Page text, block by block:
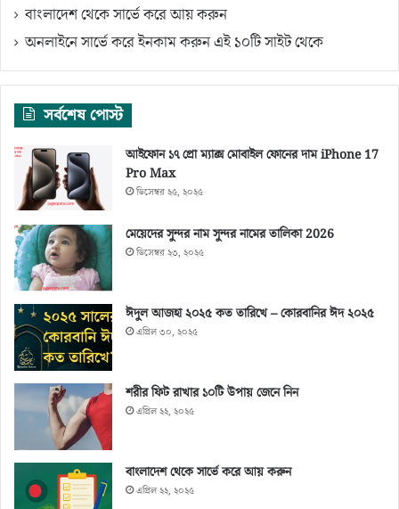
বাংলাদেশ থেকে সার্ভে করে আয় করুন
অনলাইনে সার্ভে করে ইনকাম করুন এই ১০টি সাইট থেকে
সর্বশেষ পোস্ট
আইফোন ১৭ প্রো ম্যাক্স মোবাইল ফোনের দাম iPhone 17
Pro Max
ডিসেম্বর ২৫, ২০২৫
মেয়েদের সুন্দর নাম সুন্দর নামের তালিকা 2026
ডিসেম্বর ২৩, ২০২৫
ঈদুল আজহা ২০২৫ কত তারিখে – কোরবানির ঈদ ২০২৫
এপ্রিল ৩০, ২০২৫
শরীর ফিট রাখার ১০টি উপায় জেনে নিন
এপ্রিল ২২, ২০২৫
বাংলাদেশ থেকে সার্ভে করে আয় করুন
এপ্রিল ২২, ২০২৫